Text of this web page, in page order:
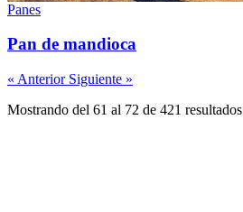
Panes
Pan de mandioca
« Anterior Siguiente »
Mostrando del 61 al 72 de 421 resultados